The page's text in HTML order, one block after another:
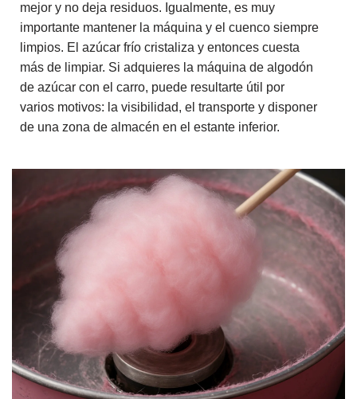
mejor y no deja residuos. Igualmente, es muy
importante mantener la máquina y el cuenco siempre
limpios. El azúcar frío cristaliza y entonces cuesta
más de limpiar. Si adquieres la máquina de algodón
de azúcar con el carro, puede resultarte útil por
varios motivos: la visibilidad, el transporte y disponer
de una zona de almacén en el estante inferior.